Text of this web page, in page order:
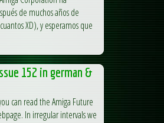
de muchos años de
XD), y esperamos que
152 in german &
can read the Amiga Future
In irregular intervals we